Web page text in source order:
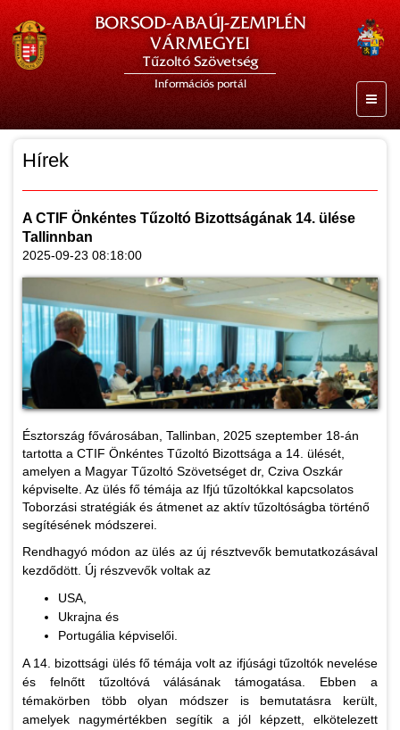
BORSOD-ABAÚJ-ZEMPLÉN
VÁRMEGYEI
Tűzoltó Szövetség
Információs portál
Hírek
A CTIF Önkéntes Tűzoltó Bizottságának 14. ülése
Tallinnban
2025-09-23 08:18:00
Észtország fővárosában, Tallinban, 2025 szeptember 18-án
tartotta a CTIF Önkéntes Tűzoltó Bizottsága a 14. ülését,
amelyen a Magyar Tűzoltó Szövetséget dr, Cziva Oszkár
képviselte. Az ülés fő témája az Ifjú tűzoltókkal kapcsolatos
Toborzási stratégiák és átmenet az aktív tűzoltóságba történő
segítésének módszerei.
Rendhagyó módon az ülés az új résztvevők bemutatkozásával
kezdődött. Új részvevők voltak az
USA,
Ukrajna és
Portugália képviselői.
A 14. bizottsági ülés fő témája volt az ifjúsági tűzoltók nevelése
és felnőtt tűzoltóvá válásának támogatása. Ebben a
témakörben több olyan módszer is bemutatásra került,
amelyek nagymértékben segítik a jól képzett, elkötelezett